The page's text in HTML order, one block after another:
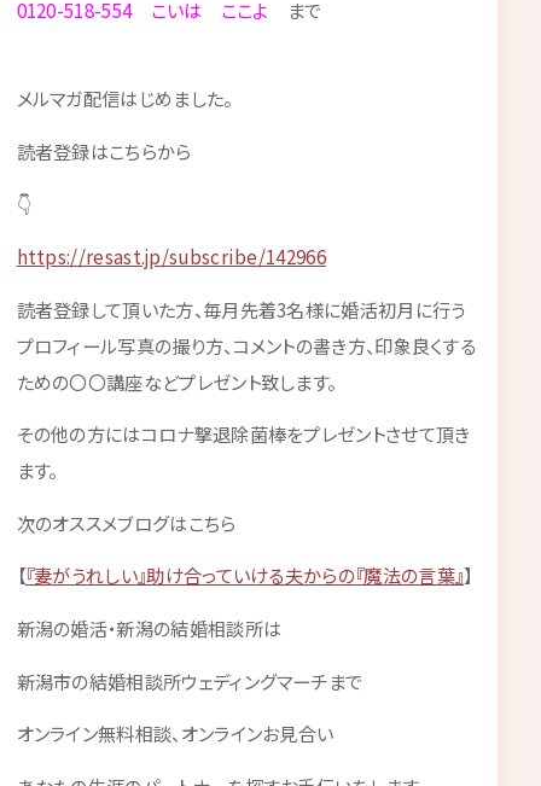
0120-518-554 こいは ここよ まで
メルマガ配信はじめました。
読者登録はこちらから
👇
https://resast.jp/subscribe/142966
読者登録して頂いた方、毎月先着3名様に婚活初月に行う
プロフィール写真の撮り方、コメントの書き方、印象良くする
ための〇〇講座などプレゼント致します。
その他の方にはコロナ撃退除菌棒をプレゼントさせて頂き
ます。
次のオススメブログはこちら
【『妻がうれしい』助け合っていける夫からの『魔法の言葉』】
新潟の婚活・新潟の結婚相談所は
新潟市の結婚相談所ウェディングマーチまで
オンライン無料相談、オンラインお見合い